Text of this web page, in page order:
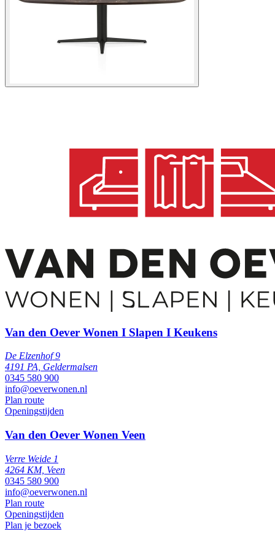
Van den Oever Wonen I Slapen I Keukens
De Elzenhof 9
4191 PA, Geldermalsen
0345 580 900
info@oeverwonen.nl
Plan route
Openingstijden
Van den Oever Wonen Veen
Verre Weide 1
4264 KM, Veen
0345 580 900
info@oeverwonen.nl
Plan route
Openingstijden
Plan je bezoek